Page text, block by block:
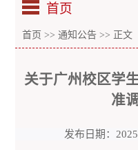
首页
首页 >>通知公告 >> 正文
关于广州校区学
准
发布日期：